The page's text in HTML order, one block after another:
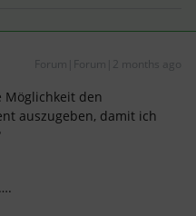
Forum|Forum|2 months ago
Möglichkeit den
auszugeben, damit ich